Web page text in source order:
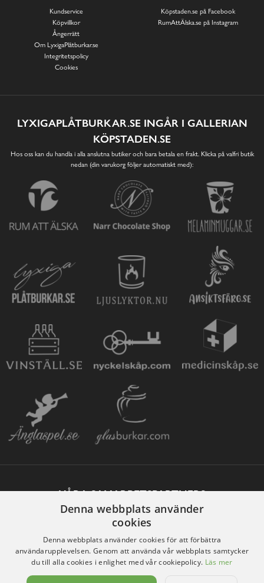
Kundservice
Köpvillkor
Ångerrätt
Om LyxigaPlåtburkar.se
Integritetspolicy
Cookies
Köpstaden.se på Facebook
RumAttÄlska.se på Instagram
LYXIGAPLÅTBURKAR.SE INGÅR I GALLERIAN
KÖPSTADEN.SE
Hos oss kan du handla i alla anslutna butiker och bara betala en frakt. Klicka på valfri butik
nedan (din varukorg följer automatiskt med):
VÅRA SAMARBETSPARTNERS
Denna webbplats använder
cookies
Denna webbplats använder cookies för att förbättra
användarupplevelsen. Genom att använda vår webbplats samtycker
du till alla cookies i enlighet med vår cookiepolicy. Läs mer